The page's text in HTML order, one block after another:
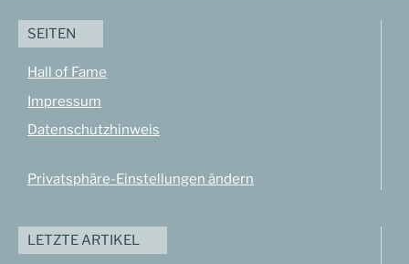
SEITEN
Hall of Fame
Impressum
Datenschutzhinweis
Privatsphäre-Einstellungen ändern
LETZTE ARTIKEL